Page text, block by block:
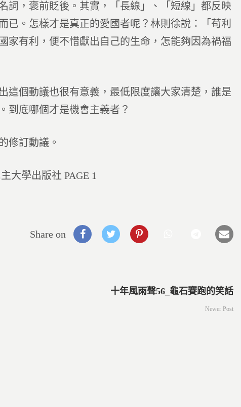
詞，褒前貶後。其實，「長線」、「短線」都反映
已。怎樣才是真正的愛國者呢？林則徐說：「苟利
家有利，便不惜獻出自己的生命，怎能夠因為禍福
這個動議也很有意義，最低限度讓大家清楚，誰是
到底哪個才是機會主義者？
修訂動議。
大學出版社 PAGE 1
Share on
十年風雨聲56_龜石賽跑的笑話
Newer Post